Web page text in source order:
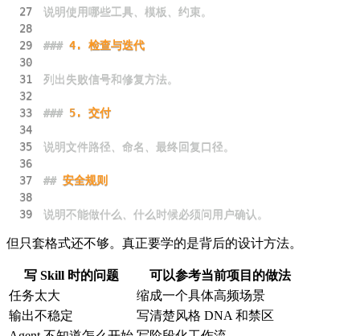
27
28
29
### 4. 检查与迭代
30
31
32
33
### 5. 交付
34
35
36
37
## 安全规则
38
39
说明不能做什么、什么时候必须问用户确认。
但只套格式还不够。真正要学的是背后的设计方法。
写 Skill 时的问题
可以参考当前项目的做法
任务太大
缩成一个具体高频场景
输出不稳定
写清楚风格 DNA 和禁区